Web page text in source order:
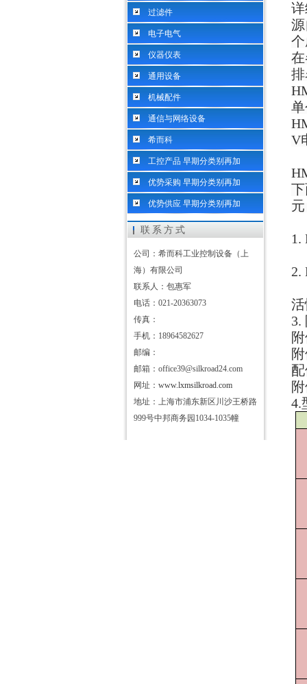
过滤件
电子电气
仪器仪表
通用设备
机械配件
通信与网络设备
希而科
工控产品 早期分类别再加
优势采购 早期分类别再加
优势供应 早期分类别再加
联系方式
公司：希而科工业控制设备（上
海）有限公司
联系人：包惠军
电话：021-20363073
传真：
手机：18964582627
邮编：
邮箱：office39@silkroad24.com
网址： www.lxmsilkroad.com
地址：上海市浦东新区川沙王桥路
999号中邦商务园1034-1035幢
详
源
排
V
1.
2.
3.
4.